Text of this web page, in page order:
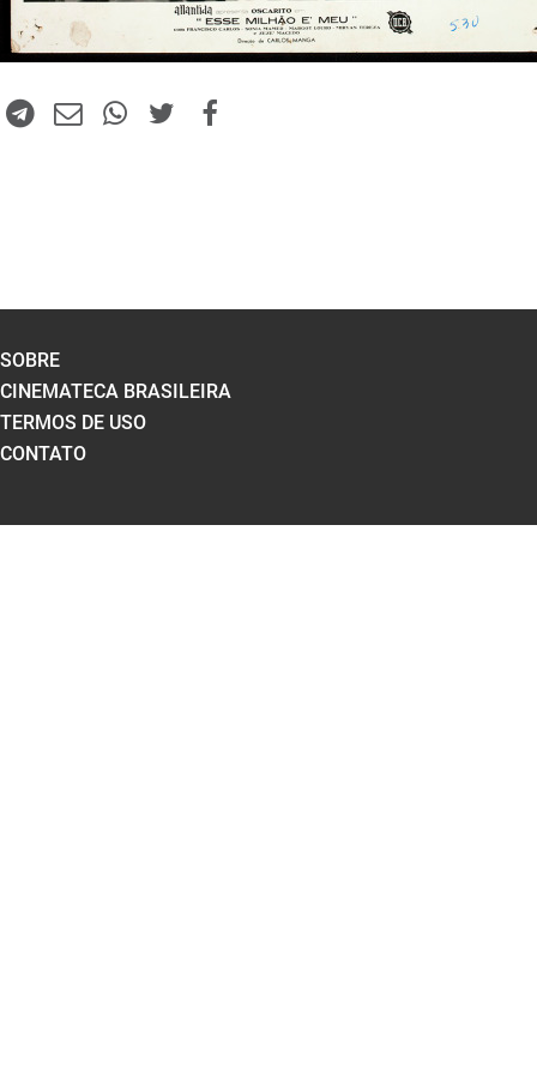
SOBRE
CINEMATECA BRASILEIRA
TERMOS DE USO
CONTATO